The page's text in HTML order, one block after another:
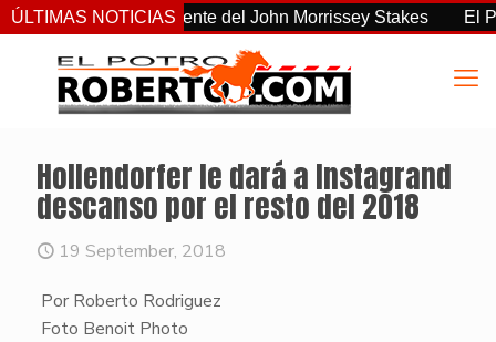
ÚLTIMAS NOTICIAS
el más consistente del John Morrissey Stakes El
Hollendorfer le dará a Instagrand
descanso por el resto del 2018
19 September, 2018
Por Roberto Rodriguez
​Foto Benoit Photo